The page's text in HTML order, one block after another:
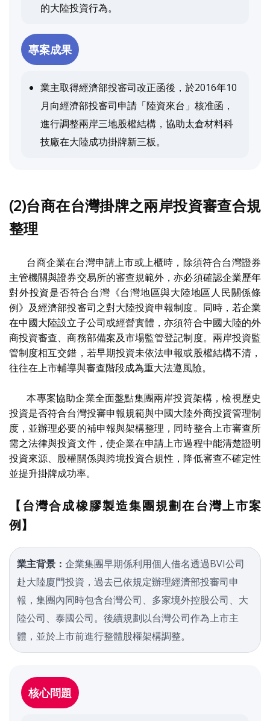
的大陸投資行為。
專案成果
業主取得經濟部投審司改正函後，於2016年10
月向經濟部投審司申請「陸資來台」核准函，
進行調整兩岸三地股權結構，協助太倉材料科
技廠在大陸成功掛牌新三板。
(2)台商在台灣掛牌之兩岸投資審查合規
整理
台商企業在台灣申請上市或上櫃時，除須符合台灣證券
主管機關與證券交易所的審查規範外，亦必須確認企業歷年
對外投資是否符合台灣《台灣地區與大陸地區人民關係條
例》及經濟部投審司之對大陸投資申報制度。同時，若企業
在中國大陸設立子公司或經營實體，亦須符合中國大陸的外
商投資審查、商務部備案及市場監管登記制度。兩岸投資監
管制度相互交錯，若早期投資未依法申報或股權結構不清，
往往在上市輔導與審查階段成為重大法遵風險。
本專案協助企業全面盤點集團兩岸投資架構，檢視歷史
投資是否符合台灣投審申報規範與中國大陸外商投資管理制
度，並辦理必要的補申報與架構整理，同時整合上市審查所
需之法律與投資文件，使企業在申請上市過程中能清楚證明
投資來源、股權關係與跨境投資合規性，降低審查不確定性
並提升掛牌成功率。
【台灣合成橡膠製造集團規劃在台灣上市案
例】
業主背景： 企業集團早期係利用個人借名透過BVI公司
赴大陸廈門投資，過去已依規定辦理經濟部投審司申
報，集團內同時包含台灣公司、多家境外控股公司、大
陸公司、泰國公司。後續規劃以台灣公司作為上市主
體，並於上市前進行整體股權架構調整。
核心問題